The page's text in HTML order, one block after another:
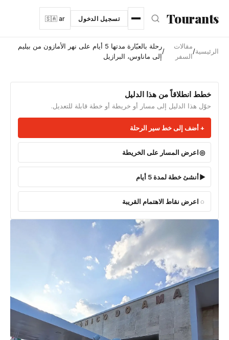
انتقل إلى المحتوى الرئيسي
Tourants تسجيل الدخول 🇸🇦 ar
الرئيسية/
مقالات
السفر
/
رحلة بالعبّارة مدتها 5 أيام على نهر الأمازون من بيليم
إلى ماناوس، البرازيل
خطط انطلاقاً من هذا الدليل
حوّل هذا الدليل إلى مسار أو خريطة أو خطة قابلة للتعديل.
أضف إلى خط سير الرحلة
اعرض المسار على الخريطة
أنشئ خطة لمدة 5 أيام
اعرض نقاط الاهتمام القريبة